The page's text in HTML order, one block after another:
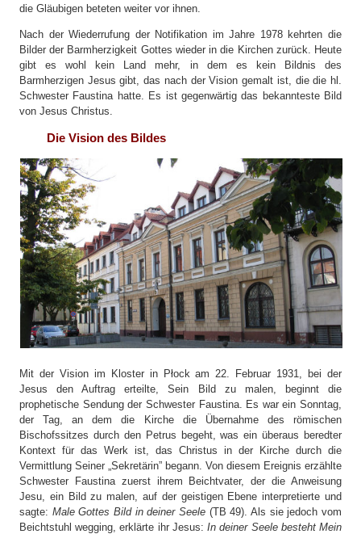
die Gläubigen beteten weiter vor ihnen.
Nach der Wiederrufung der Notifikation im Jahre 1978 kehrten die
Bilder der Barmherzigkeit Gottes wieder in die Kirchen zurück. Heute
gibt es wohl kein Land mehr, in dem es kein Bildnis des
Barmherzigen Jesus gibt, das nach der Vision gemalt ist, die die hl.
Schwester Faustina hatte. Es ist gegenwärtig das bekannteste Bild
von Jesus Christus.
Die Vision des Bildes
Mit der Vision im Kloster in Płock am 22. Februar 1931, bei der
Jesus den Auftrag erteilte, Sein Bild zu malen, beginnt die
prophetische Sendung der Schwester Faustina. Es war ein Sonntag,
der Tag, an dem die Kirche die Übernahme des römischen
Bischofssitzes durch den Petrus begeht, was ein überaus beredter
Kontext für das Werk ist, das Christus in der Kirche durch die
Vermittlung Seiner „Sekretärin” begann. Von diesem Ereignis erzählte
Schwester Faustina zuerst ihrem Beichtvater, der die Anweisung
Jesu, ein Bild zu malen, auf der geistigen Ebene interpretierte und
sagte: Male Gottes Bild in deiner Seele (TB 49). Als sie jedoch vom
Beichtstuhl wegging, erklärte ihr Jesus:In deiner Seele besteht Mein